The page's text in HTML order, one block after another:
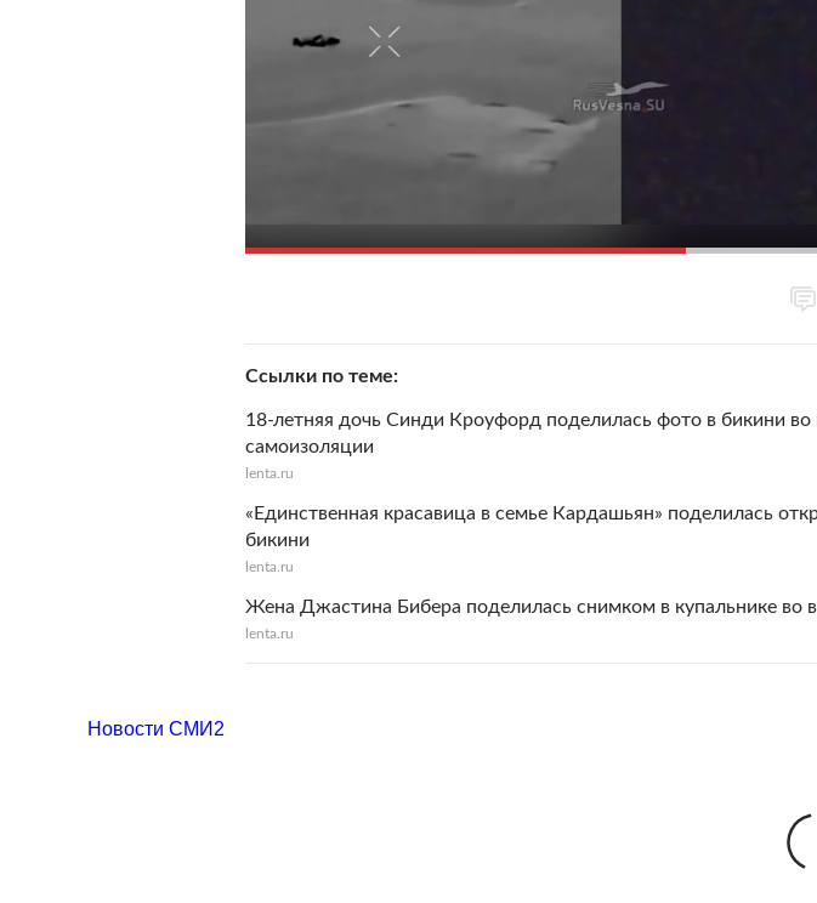
Ссылки по теме
18-летняя дочь Синди Кроуфорд поделилась фото в бикини во
самоизоляции
lenta.ru
«Единственная красавица в семье Кардашьян» поделилась
бикини
lenta.ru
Жена Джастина Бибера поделилась снимком в купальнике во
lenta.ru
Новости СМИ2